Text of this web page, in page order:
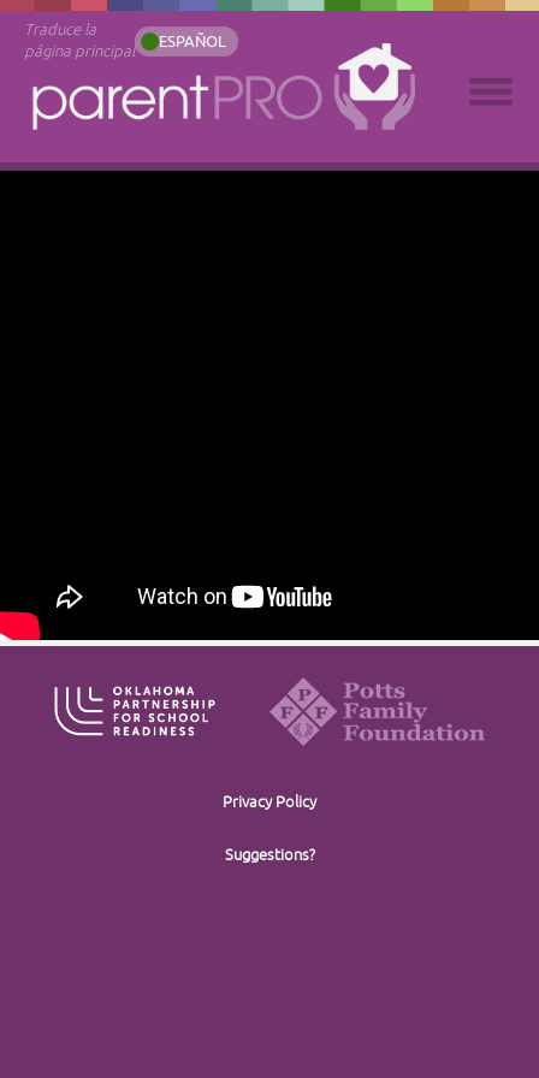
Traduce la
página principal
ESPAÑOL
Privacy Policy
Suggestions?